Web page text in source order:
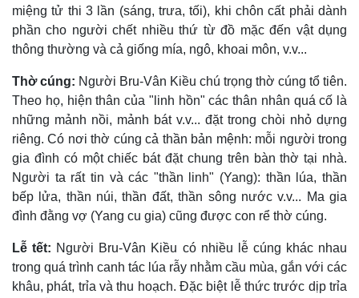
miệng tử thi 3 lần (sáng, trưa, tối), khi chôn cất phải dành
phần cho người chết nhiều thứ từ đồ mặc đến vật dụng
thông thường và cả giống mía, ngô, khoai môn, v.v...
Thờ cúng: Người Bru-Vân Kiều chú trọng thờ cúng tổ tiên.
Theo họ, hiện thân của "linh hồn" các thân nhân quá cố là
những mảnh nồi, mảnh bát v.v... đặt trong chòi nhỏ dựng
riêng. Có nơi thờ cúng cả thần bản mệnh: mỗi người trong
gia đình có một chiếc bát đặt chung trên bàn thờ tại nhà.
Người ta rất tin và các "thần linh" (Yang): thần lúa, thần
bếp lửa, thần núi, thần đất, thần sông nước v.v... Ma gia
đình đằng vợ (Yang cu gia) cũng được con rể thờ cúng.
Lễ tết: Người Bru-Vân Kiều có nhiều lễ cúng khác nhau
trong quá trình canh tác lúa rẫy nhằm cầu mùa, gắn với các
khâu, phát, trỉa và thu hoạch. Ðặc biệt lễ thức trước dịp trỉa